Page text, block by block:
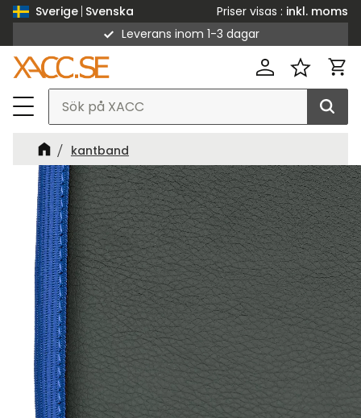
Sverige Svenska Priser visas
inkl. moms
Leverans inom 1-3 dagar
kantband